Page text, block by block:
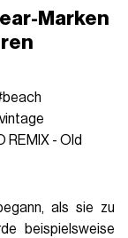
Marken
REMIX - Old
als sie zu
beispielsweise